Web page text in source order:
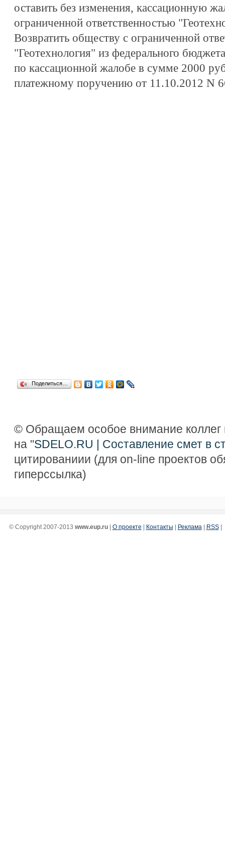
оставить без изменения, кассационную
ограниченной ответственностью
Возвратить обществу с ограниченной
"Геотехнология" из федерального
по кассационной жалобе в сумме 2000
платежному поручению от 11.10.2012 N
Поделиться…
© Обращаем особое внимание коллег
на "SDELO.RU | Составление смет в
цитированиии (для on-line проектов
гиперссылка)
© Copyright 2007-2013 www.eup.ru| О проекте | Контакты | Реклама | RSS|